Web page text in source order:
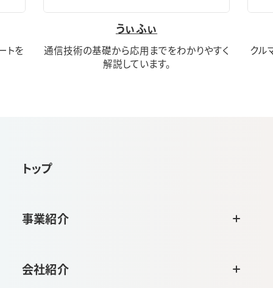
トを
うぃふぃ
通信技術の基礎から応用までをわかりやすく
解説しています。
クル
トップ
事業紹介
会社紹介